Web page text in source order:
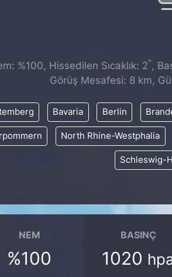
%100, Hissedilen Sıcaklık: 2° ,
Görüş Mesafesi: 8 km,
Bavaria Berlin
North Rhine-Westphalia
Schleswig-
NEM
%100
BASINÇ
1020